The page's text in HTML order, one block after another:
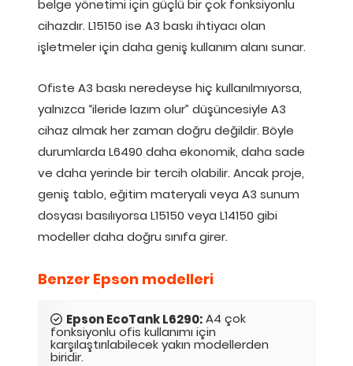
belge yönetimi için güçlü bir çok fonksiyonlu
cihazdır. L15150 ise A3 baskı ihtiyacı olan
işletmeler için daha geniş kullanım alanı sunar.
Ofiste A3 baskı neredeyse hiç kullanılmıyorsa,
yalnızca “ileride lazım olur” düşüncesiyle A3
cihaz almak her zaman doğru değildir. Böyle
durumlarda L6490 daha ekonomik, daha sade
ve daha yerinde bir tercih olabilir. Ancak proje,
geniş tablo, eğitim materyali veya A3 sunum
dosyası basılıyorsa L15150 veya L14150 gibi
modeller daha doğru sınıfa girer.
Benzer Epson modelleri
Epson EcoTank L6290:A4 çok
fonksiyonlu ofis kullanımı için
karşılaştırılabilecek yakın modellerden
biridir.